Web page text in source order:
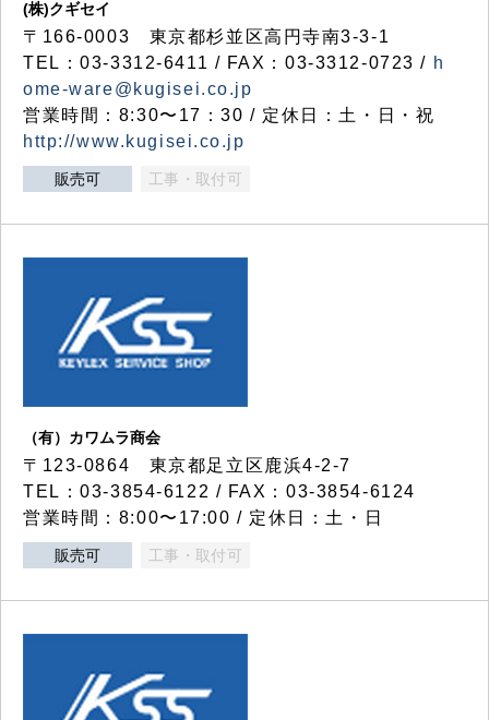
(株)クギセイ
〒166-0003 東京都杉並区高円寺南3-3-1
TEL：03-3312-6411 / FAX：03-3312-0723 / h
ome-ware@kugisei.co.jp
営業時間：8:30〜17：30 / 定休日：土・日・祝
http://www.kugisei.co.jp
販売可 工事・取付可
（有）カワムラ商会
〒123-0864 東京都足立区鹿浜4-2-7
TEL：03-3854-6122 / FAX：03-3854-6124
営業時間：8:00〜17:00 / 定休日：土・日
販売可 工事・取付可